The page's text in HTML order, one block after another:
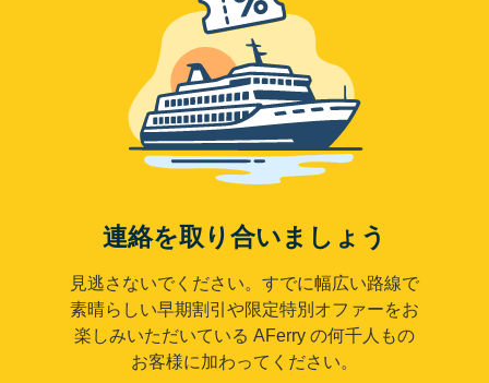
連絡を取り合いましょう
見逃さないでください。すでに幅広い路線で
素晴らしい早期割引や限定特別オファーをお
楽しみいただいている AFerry の何千人もの
お客様に加わってください。